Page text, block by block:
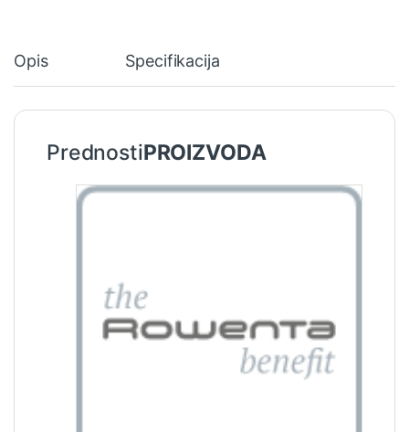
Opis Specifikacija
PrednostiPROIZVODA